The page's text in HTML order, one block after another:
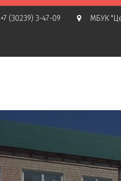
+7 (30239) 3-47-09 МБУК